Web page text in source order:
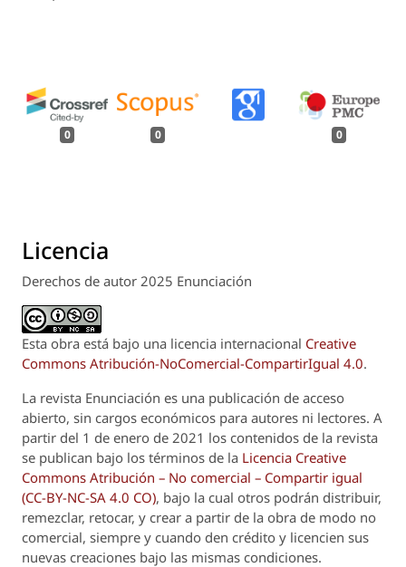
0 0 0
Licencia
Derechos de autor 2025 Enunciación
Esta obra está bajo una licencia internacional Creative
Commons Atribución-NoComercial-CompartirIgual 4.0.
La revista Enunciación es una publicación de acceso
abierto, sin cargos económicos para autores ni lectores. A
partir del 1 de enero de 2021 los contenidos de la revista
se publican bajo los términos de la Licencia Creative
Commons Atribución – No comercial – Compartir igual
(CC-BY-NC-SA 4.0 CO), bajo la cual otros podrán distribuir,
remezclar, retocar, y crear a partir de la obra de modo no
comercial, siempre y cuando den crédito y licencien sus
nuevas creaciones bajo las mismas condiciones.